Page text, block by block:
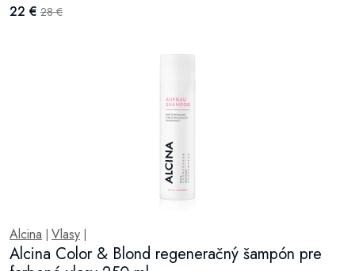
22 € 28 €
Alcina Vlasy
Alcina Color & Blond regeneračný šampón pre